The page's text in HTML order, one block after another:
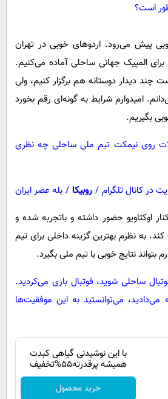
است؟
پیش می‌رود. اردو‌های خوبی در تهران
برای المپیک جهانی ساحلی آماده می‌کنیم.
چند دیدار دوستانه هم برگزار کنیم، ولی
امیدوارم شرایط به گونه‌ای رقم بخورد
بگیریم.
روی نیمکت تیم ملی ساحلی چه نظری
در کانال تلگرام / روبیکا / بله عصر ایران
اوکتاویو حضور داشته و باتجربه شده و
به نظرم بهترین گزینه داخلی برای تیم
بتواند نتایج خوبی با تیم ملی بگیرد.
ساحلی شوید، فوتبال بازی می‌کردید.
می‌دادید، می‌توانستید به این موفقیت‌ها
با این نوشیدنی گیاهی کبدت
همیشه پرقدرته55%تخفیف
خرید محصول